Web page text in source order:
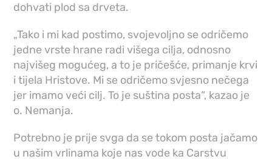
dohvati plod sa drveta.
„Tako i mi kad postimo, svojevoljno se odričemo
jedne vrste hrane radi višega cilja, odnosno
najvišeg mogućeg, a to je pričešće, primanje krvi
i tijela Hristove. Mi se odričemo svjesno nečega
jer imamo veći cilj. To je suština posta“, kazao je
o. Nemanja.
Potrebno je prije svga da se tokom posta jačamo
u našim vrlinama koje nas vode ka Carstvu